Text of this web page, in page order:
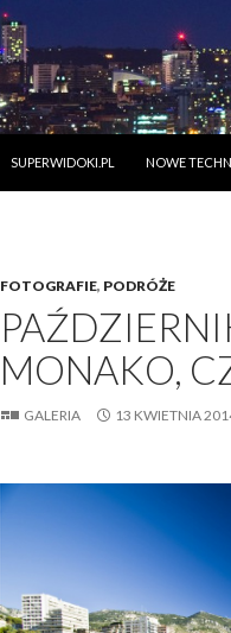
SUPERWIDOKI.PL
NOWE
FOTOGRAFIE, PODRÓŻE
MONAKO,
GALERIA 13 KWIETNIA